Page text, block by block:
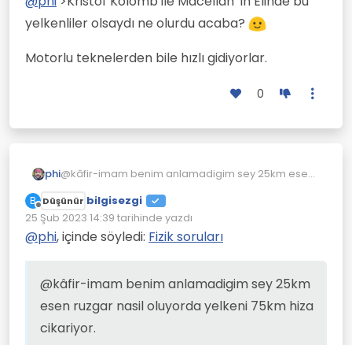
engel oluyorlar.
katamarandaki suya batan plakalar kırmızı
renk.
yelkenliler olsaydı ne olurdu acaba?
Motorlu teknelerden bile hızlı gidiyorlar.
0
phi@kâfir-imam benim anlamadigim sey 25km esen
B
Çevrimdışı
Düşünür bilgisezgi
25 Şub 2023 14:39 tarihinde yazdı
Son düzenleyen:
@phi, içinde söyledi: Fizik soruları
@kâfir-imam benim anlamadigim sey 25km
esen ruzgar nasil oluyorda yelkeni 75km hiza
cikariyor.